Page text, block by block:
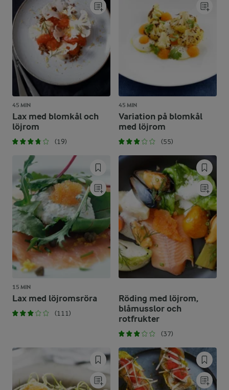
45 MIN
Lax med blomkål och
löjrom
(19)
45 MIN
Variation på blomkål
med löjrom
(55)
15 MIN
Lax med löjromsröra
(111)
Röding med löjrom,
blåmusslor och
rotfrukter
(37)